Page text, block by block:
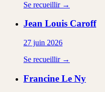
Se recueillir →
Jean Louis Caroff
27 juin 2026
Se recueillir →
Francine Le Ny